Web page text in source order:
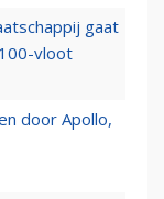
gaat
vloot
door Apollo,